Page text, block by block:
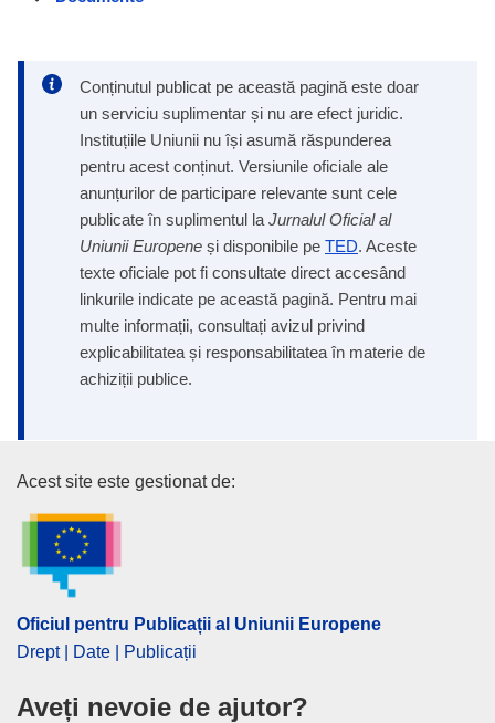
Conținutul publicat pe această pagină este doar
un serviciu suplimentar și nu are efect juridic.
Instituțiile Uniunii nu își asumă răspunderea
pentru acest conținut. Versiunile oficiale ale
anunțurilor de participare relevante sunt cele
publicate în suplimentul la Jurnalul Oficial al
Uniunii Europene și disponibile pe TED. Aceste
texte oficiale pot fi consultate direct accesând
linkurile indicate pe această pagină. Pentru mai
multe informații, consultați avizul privind
explicabilitatea și responsabilitatea în materie de
achiziții publice.
Oficiul pentru Publicații al
Acest site este gestionat de:
Oficiul pentru Publicații al Uniunii Europene
Drept | Date | Publicații
Aveți nevoie de ajutor?